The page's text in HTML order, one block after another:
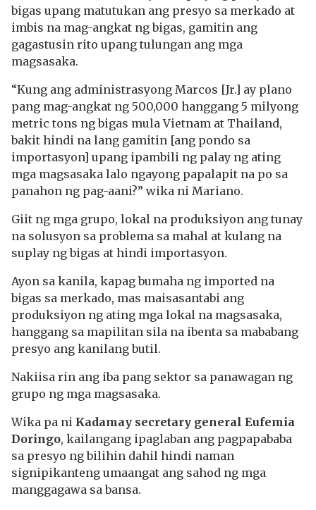
bigas upang matutukan ang presyo sa merkado at
imbis na mag-angkat ng bigas, gamitin ang
gagastusin rito upang tulungan ang mga
magsasaka.
“Kung ang administrasyong Marcos [Jr.] ay plano
pang mag-angkat ng 500,000 hanggang 5 milyong
metric tons ng bigas mula Vietnam at Thailand,
bakit hindi na lang gamitin [ang pondo sa
importasyon] upang ipambili ng palay ng ating
mga magsasaka lalo ngayong papalapit na po sa
panahon ng pag-aani?” wika ni Mariano.
Giit ng mga grupo, lokal na produksiyon ang tunay
na solusyon sa problema sa mahal at kulang na
suplay ng bigas at hindi importasyon.
Ayon sa kanila, kapag bumaha ng imported na
bigas sa merkado, mas maisasantabi ang
produksiyon ng ating mga lokal na magsasaka,
hanggang sa mapilitan sila na ibenta sa mababang
presyo ang kanilang butil.
Nakiisa rin ang iba pang sektor sa panawagan ng
grupo ng mga magsasaka.
Wika pa ni Kadamay secretary general Eufemia
Doringo, kailangang ipaglaban ang pagpapababa
sa presyo ng bilihin dahil hindi naman
signipikanteng umaangat ang sahod ng mga
manggagawa sa bansa.